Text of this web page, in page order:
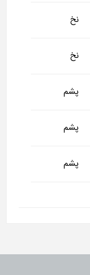
نخ
نخ
پشم
پشم
پشم